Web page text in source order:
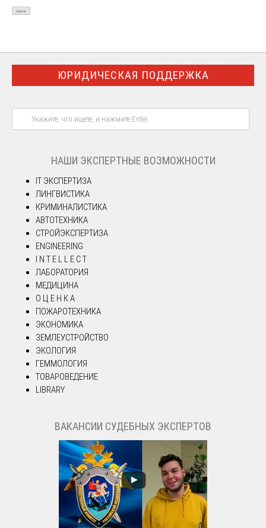
ЮРИДИЧЕСКАЯ ПОДДЕРЖКА
НАШИ ЭКСПЕРТНЫЕ ВОЗМОЖНОСТИ
IT ЭКСПЕРТИЗА
ЛИНГВИСТИКА
КРИМИНАЛИСТИКА
АВТОТЕХНИКА
СТРОЙЭКСПЕРТИЗА
ENGINEERING
I N T E L L E C T
ЛАБОРАТОРИЯ
МЕДИЦИНА
О Ц Е Н К А
ПОЖАРОТЕХНИКА
ЭКОНОМИКА
ЗЕМЛЕУСТРОЙСТВО
ЭКОЛОГИЯ
ГЕММОЛОГИЯ
ТОВАРОВЕДЕНИЕ
LIBRARY
ВАКАНСИИ СУДЕБНЫХ ЭКСПЕРТОВ